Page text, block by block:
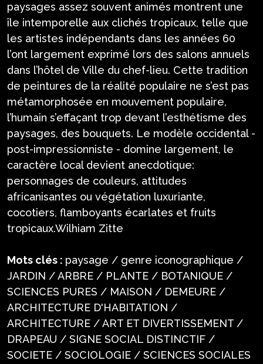
paysages assez souvent animés montrent une
île intemporelle aux clichés tropicaux, telle que
les artistes indépendants dans les années 60
l’ont largement exprimé lors des salons annuels
dans l’hôtel de Ville du chef-lieu. Cette tradition
de peintures de la réalité populaire ne s’est pas
métamorphosée en mouvement populaire,
l’humain s’effaçant trop devant l’esthétisme des
paysages, des bouquets. Le modèle occidental -
post-impressionniste - domine largement, le
caractère local devient anecdotique:
personnages de couleurs, attitudes
africanisantes ou végétation luxuriante,
cocotiers, flamboyants écarlates et fruits
tropicaux.Wilhiam Zitte
Mots clés : paysage / genre iconographique /
JARDIN / ARBRE / PLANTE / BOTANIQUE /
SCIENCES PURES / MAISON / DEMEURE /
ARCHITECTURE D'HABITATION /
ARCHITECTURE / ART ET DIVERTISSEMENT /
DRAPEAU / SIGNE SOCIAL DISTINCTIF /
SOCIETE / SOCIOLOGIE / SCIENCES SOCIALES